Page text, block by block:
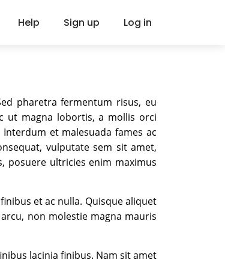
Help Sign up Log in
pharetra fermentum risus, eu
ut magna lobortis, a mollis orci
et malesuada fames ac
vulputate sem sit amet,
posuere ultricies enim maximus
et ac nulla. Quisque aliquet
non molestie magna mauris
lacinia finibus. Nam sit amet